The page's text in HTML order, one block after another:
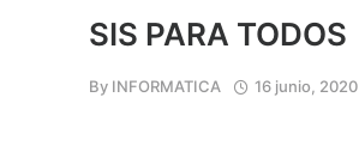
SIS PARA TODOS
By INFORMATICA 16 junio, 2020